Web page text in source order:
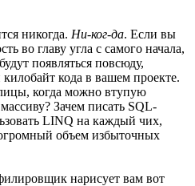
никогда. Ни-ког-да. Если вы
во главу угла с самого начала,
появляться повсюду,
кода в вашем проекте.
когда можно втупую
Зачем писать SQL-
LINQ на каждый чих,
объем избыточных
нарисует вам вот